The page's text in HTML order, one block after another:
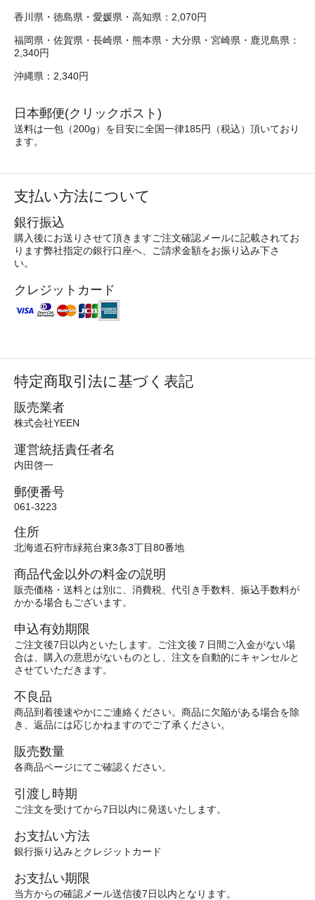
香川県・徳島県・愛媛県・高知県：2,070円
福岡県・佐賀県・長崎県・熊本県・大分県・宮崎県・鹿児島県：
2,340円
沖縄県：2,340円
日本郵便(クリックポスト)
送料は一包（200g）を目安に全国一律185円（税込）頂いており
ます。
支払い方法について
銀行振込
購入後にお送りさせて頂きますご注文確認メールに記載されてお
ります弊社指定の銀行口座へ、ご請求金額をお振り込み下さ
い。
クレジットカード
特定商取引法に基づく表記
販売業者
株式会社YEEN
運営統括責任者名
内田啓一
郵便番号
061-3223
住所
北海道石狩市緑苑台東3条3丁目80番地
商品代金以外の料金の説明
販売価格・送料とは別に、消費税、代引き手数料、振込手数料が
かかる場合もございます。
申込有効期限
ご注文後7日以内といたします。ご注文後７日間ご入金がない場
合は、購入の意思がないものとし、注文を自動的にキャンセルと
させていただきます。
不良品
商品到着後速やかにご連絡ください。商品に欠陥がある場合を除
き、返品には応じかねますのでご了承ください。
販売数量
各商品ページにてご確認ください。
引渡し時期
ご注文を受けてから7日以内に発送いたします。
お支払い方法
銀行振り込みとクレジットカード
お支払い期限
当方からの確認メール送信後7日以内となります。